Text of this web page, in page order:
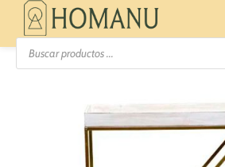
Búsqueda
productos